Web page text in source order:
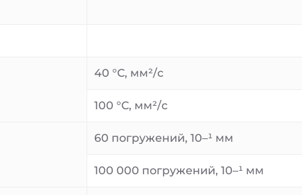
40 °C, мм²/с
100 °C, мм²/с
60 погружений, 10–¹ мм
100 000 погружений, 10–¹ мм